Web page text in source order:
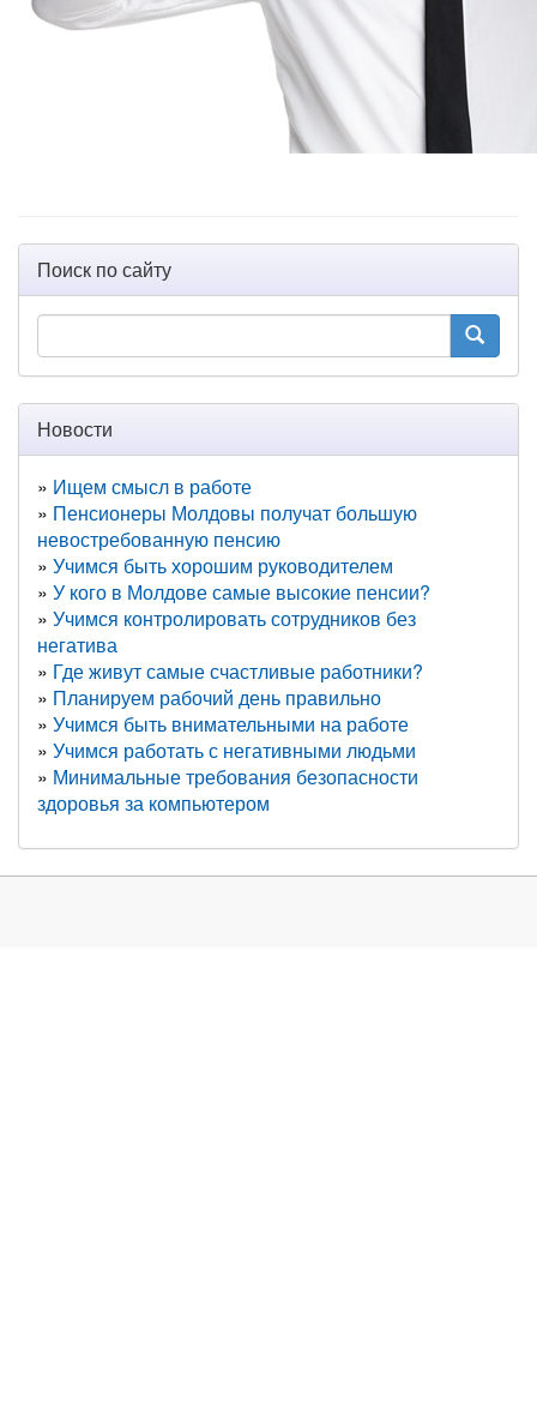
Поиск по сайту
Новости
Ищем смысл в работе
Пенсионеры Молдовы получат большую
невостребованную пенсию
Учимся быть хорошим руководителем
У кого в Молдове самые высокие пенсии?
Учимся контролировать сотрудников без
негатива
Где живут самые счастливые работники?
Планируем рабочий день правильно
Учимся быть внимательными на работе
Учимся работать с негативными людьми
Минимальные требования безопасности
здоровья за компьютером